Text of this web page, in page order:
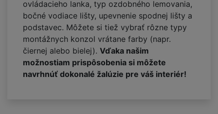
ovládacieho lanka, typ ozdobného lemovania,
bočné vodiace lišty, upevnenie spodnej lišty a
podstavec. Môžete si tiež vybrať rôzne typy
montážnych konzol vrátane farby (napr.
čiernej alebo bielej). Vďaka našim
možnostiam prispôsobenia si môžete
navrhnúť dokonalé žalúzie pre váš interiér!